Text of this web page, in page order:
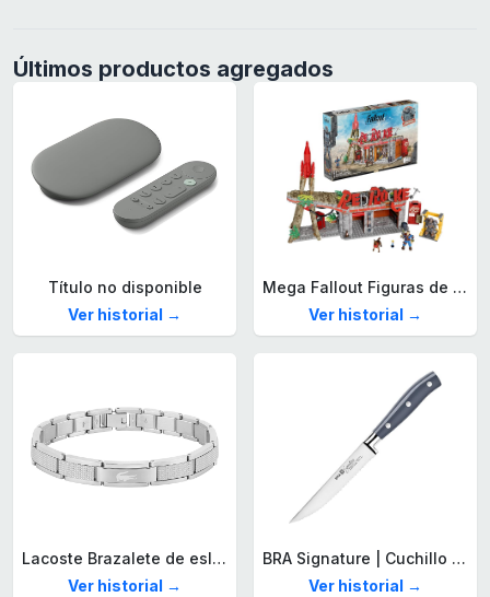
Últimos productos agregados
Título no disponible
Ver historial →
Mega Fallout Figuras de acción y Juguetes de construcción, Parada de Camiones Red Rocket con 824 Piezas, 2 Personajes articulados y Accesorios, para coleccionistas, HXT00
Ver historial →
Lacoste Brazalete de eslabón para Hombre Colección STENCIL de Acero inoxidable
Ver historial →
BRA Signature | Cuchillo tomatero 120 mm, Acero Inoxidable alemán forjado con Molibdeno Vanadio, Mango Remachado ABS, Diseño Ergonómico, Hoja 1,6 mm espesor
Ver historial →